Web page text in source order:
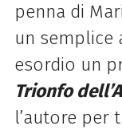
penna di
un semplice
esordio un
Trionfo
l’autore per